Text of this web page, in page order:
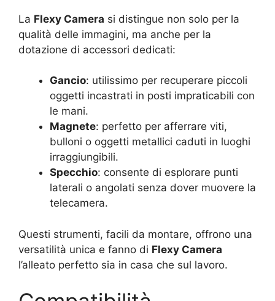
La Flexy Camera si distingue non solo per la
qualità delle immagini, ma anche per la
dotazione di accessori dedicati:
Gancio: utilissimo per recuperare piccoli
oggetti incastrati in posti impraticabili con
le mani.
Magnete: perfetto per afferrare viti,
bulloni o oggetti metallici caduti in luoghi
irraggiungibili.
Specchio: consente di esplorare punti
laterali o angolati senza dover muovere la
telecamera.
Questi strumenti, facili da montare, offrono una
versatilità unica e fanno di Flexy Camera
l’alleato perfetto sia in casa che sul lavoro.